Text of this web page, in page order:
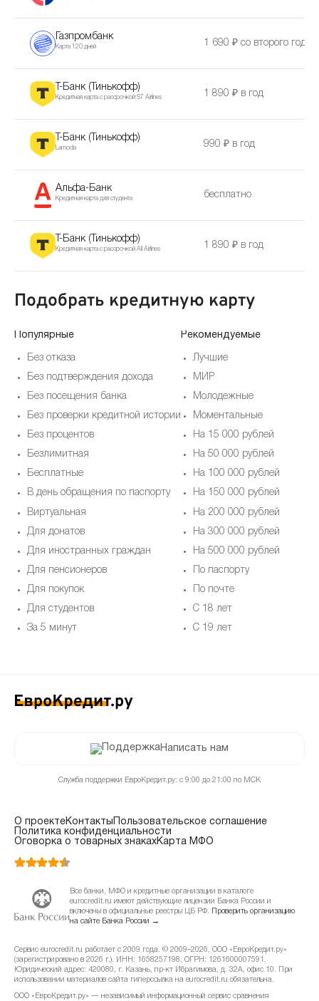
Газпромбанк
Карта 120 дней 1 690 ₽ со второго года
Т-Банк (Тинькофф)
Кредитная карта с рассрочкой S7 Airlines 1 890 ₽ в год
Т-Банк (Тинькофф)
Lamoda 990 ₽ в год
Альфа-Банк
Кредитная карта для студента бесплатно
Т-Банк (Тинькофф)
Кредитная карта с рассрочкой All Airlines 1 890 ₽ в год
Подобрать кредитную карту
Популярные
Без отказа
Без подтверждения дохода
Без посещения банка
Без проверки кредитной истории
Без процентов
Безлимитная
Бесплатные
В день обращения по паспорту
Виртуальная
Для донатов
Для иностранных граждан
Для пенсионеров
Для покупок
Для студентов
За 5 минут
Рекомендуемые
Лучшие
МИР
Молодежные
Моментальные
На 15 000 рублей
На 50 000 рублей
На 100 000 рублей
На 150 000 рублей
На 200 000 рублей
На 300 000 рублей
На 500 000 рублей
По паспорту
По почте
С 18 лет
С 19 лет
Написать нам
Служба поддержки ЕвроКредит.ру: с 9:00 до 21:00 по МСК
О проектеКонтакты
Пользовательское соглашение
Политика конфиденциальности
Оговорка о товарных знакахКарта МФО
Все банки, МФО и кредитные организации в каталоге
eurocredit.ru имеют действующие лицензии Банка России и
включены в официальные реестры ЦБ РФ.
Проверить организацию
на сайте Банка России →
Сервис eurocredit.ru работает с 2009 года. © 2009–2026, ООО «ЕвроКредит.ру»
(зарегистрировано в 2026 г.). ИНН: 1658257198, ОГРН: 1261600007591.
Юридический адрес: 420080, г. Казань, пр-кт Ибрагимова, д. 32А, офис 10. При
использовании материалов сайта гиперссылка на eurocredit.ru обязательна.
ООО «ЕвроКредит.ру» — независимый информационный сервис сравнения